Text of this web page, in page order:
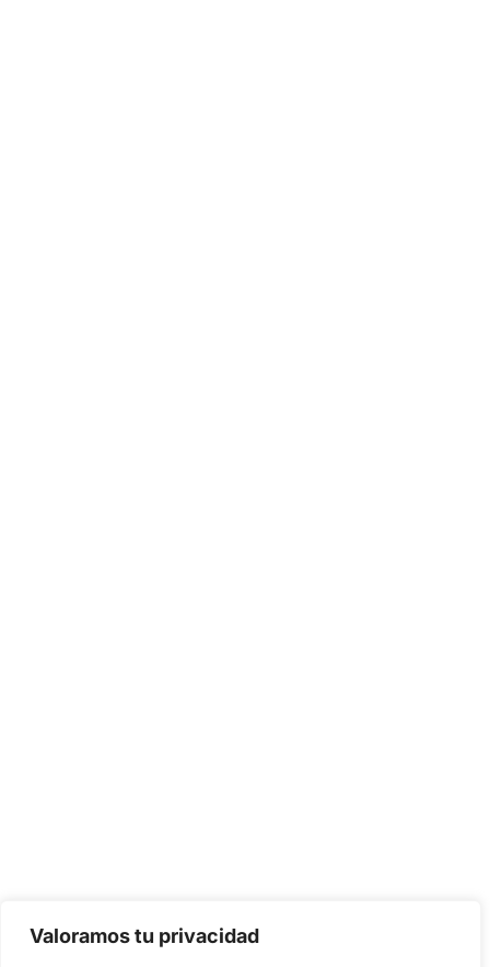
Valoramos tu privacidad